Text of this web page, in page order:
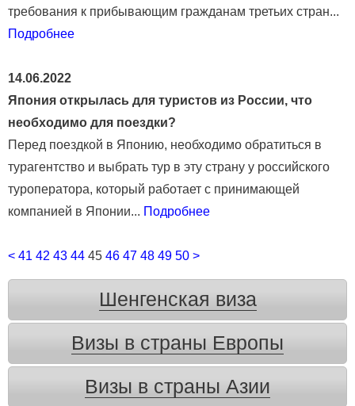
требования к прибывающим гражданам третьих стран...
Подробнее
14.06.2022
Япония открылась для туристов из России, что
необходимо для поездки?
Перед поездкой в Японию, необходимо обратиться в
турагентство и выбрать тур в эту страну у российского
туроператора, который работает с принимающей
компанией в Японии... Подробнее
< 41 42 43 44 45 46 47 48 49 50 >
Шенгенская виза
Визы в страны Европы
Визы в страны Азии